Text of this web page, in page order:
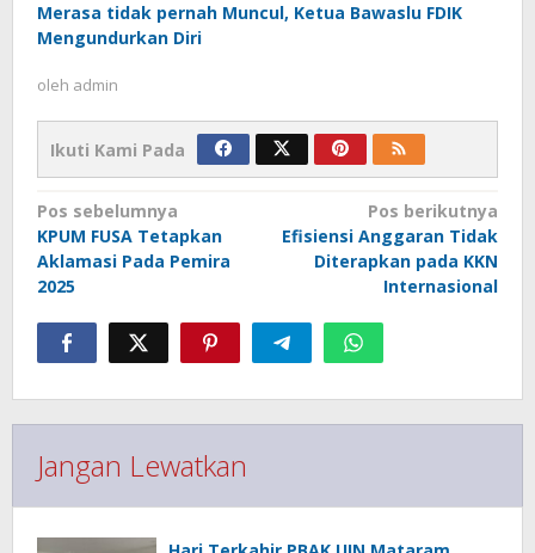
Merasa tidak pernah Muncul, Ketua Bawaslu FDIK
Mengundurkan Diri
oleh admin
Ikuti Kami Pada
Navigasi
pos
Pos sebelumnya
KPUM FUSA Tetapkan
Aklamasi Pada Pemira
2025
Pos berikutnya
Efisiensi Anggaran Tidak
Diterapkan pada KKN
Internasional
Jangan Lewatkan